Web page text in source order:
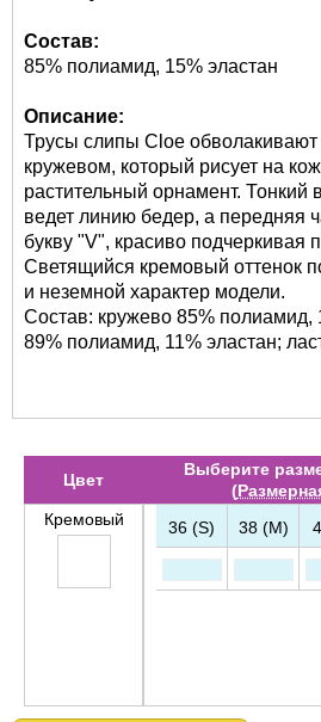
Состав:
85% полиамид, 15% эластан
Описание:
Трусы слипы Cloe
кружевом, который рисует на
растительный орнамент. Тонкий
ведет линию бедер, а передняя
букву "V", красиво подчеркивая
Светящийся кремовый оттенок
и неземной характер модели.
Состав: кружево 85% полиамид,
89% полиамид, 11% эластан;
Цвет
Выберите
(
Кремовый
36 (S) 38 (M)